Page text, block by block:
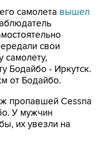
самолета вышел
свои
самолету,
Бодайбо - Иркутск.
от Бодайбо.
пропавшей Cessna
У мужчин
их увезли на